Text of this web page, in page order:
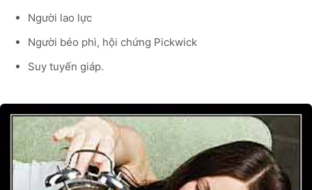
Người lao lực
Người béo phì, hội chứng Pickwick
Suy tuyến giáp.